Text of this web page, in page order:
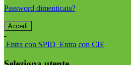
Password dimenticata?
-
Entra con SPID Entra con CIE